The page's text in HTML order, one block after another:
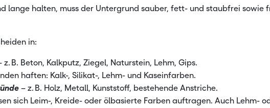
lange halten, muss der Untergrund sauber, fett- und staubfrei sowie
in:
z. B. Beton, Kalkputz, Ziegel, Naturstein, Lehm, Gips.
haften: Kalk-, Silikat-, Lehm- und Kaseinfarben.
– z. B. Holz, Metall, Kunststoff, bestehende Anstriche.
sich Leim-, Kreide- oder ölbasierte Farben auftragen. Auch Lehm-